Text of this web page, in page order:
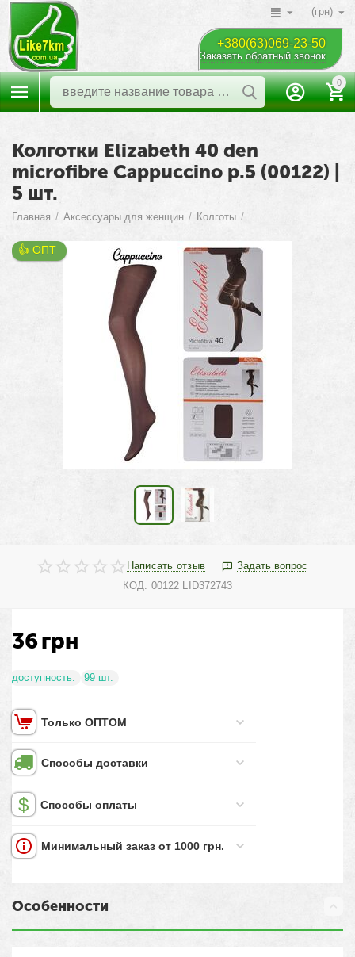
(грн)
+380(63)069-23-50
Заказать обратный звонок
0
Колготки Elizabeth 40 den
microfibre Cappuccino р.5 (00122) |
5 шт.
Главная / Аксессуары для женщин / Колготы /
👍 ОПТ
Написать отзыв
Задать вопрос
КОД: 00122 LID372743
36грн
доступность: 99 шт.
Только ОПТОМ
Способы доставки
Способы оплаты
Минимальный заказ от 1000 грн.
Особенности